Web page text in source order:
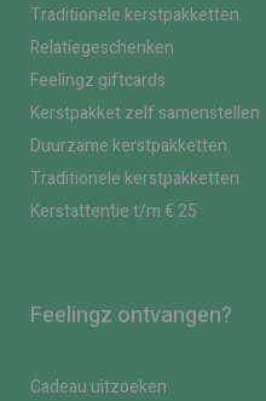
Traditionele kerstpakketten
Relatiegeschenken
Feelingz giftcards
Kerstpakket zelf samenstellen
Duurzame kerstpakketten
Traditionele kerstpakketten
Kerstattentie t/m € 25
Feelingz ontvangen?
Cadeau uitzoeken